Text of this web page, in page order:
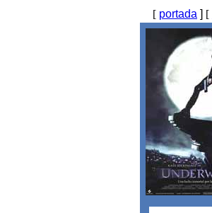
[ portada ] [